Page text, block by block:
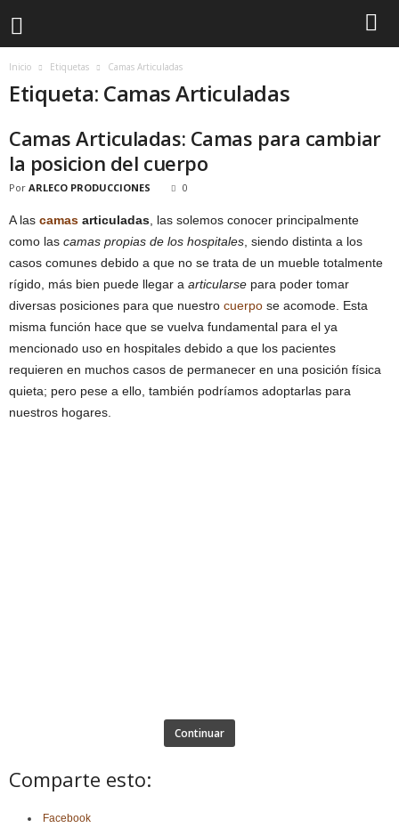
Inicio Etiquetas Camas Articuladas
Etiqueta: Camas Articuladas
Camas Articuladas: Camas para cambiar
la posicion del cuerpo
Por ARLECO PRODUCCIONES 0
A las camas articuladas , las solemos conocer principalmente
como las camas propias de los hospitales , siendo distinta a los
casos comunes debido a que no se trata de un mueble totalmente
rígido, más bien puede llegar a articularse para poder tomar
diversas posiciones para que nuestro cuerpo se acomode. Esta
misma función hace que se vuelva fundamental para el ya
mencionado uso en hospitales debido a que los pacientes
requieren en muchos casos de permanecer en una posición física
quieta; pero pese a ello, también podríamos adoptarlas para
nuestros hogares.
Continuar
Comparte esto:
Facebook